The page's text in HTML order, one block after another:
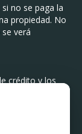
no se paga la
propiedad. No
verá
crédito y los
más